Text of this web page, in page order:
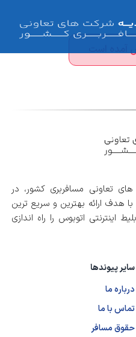
آمده است
تعاونی مسافربری کشور، در
هدف ارائه بهترین و سریع ترین
اینترنتی اتوبوس را راه اندازی
سایر پیوندها
درباره ما
تماس با ما
حقوق مسافر